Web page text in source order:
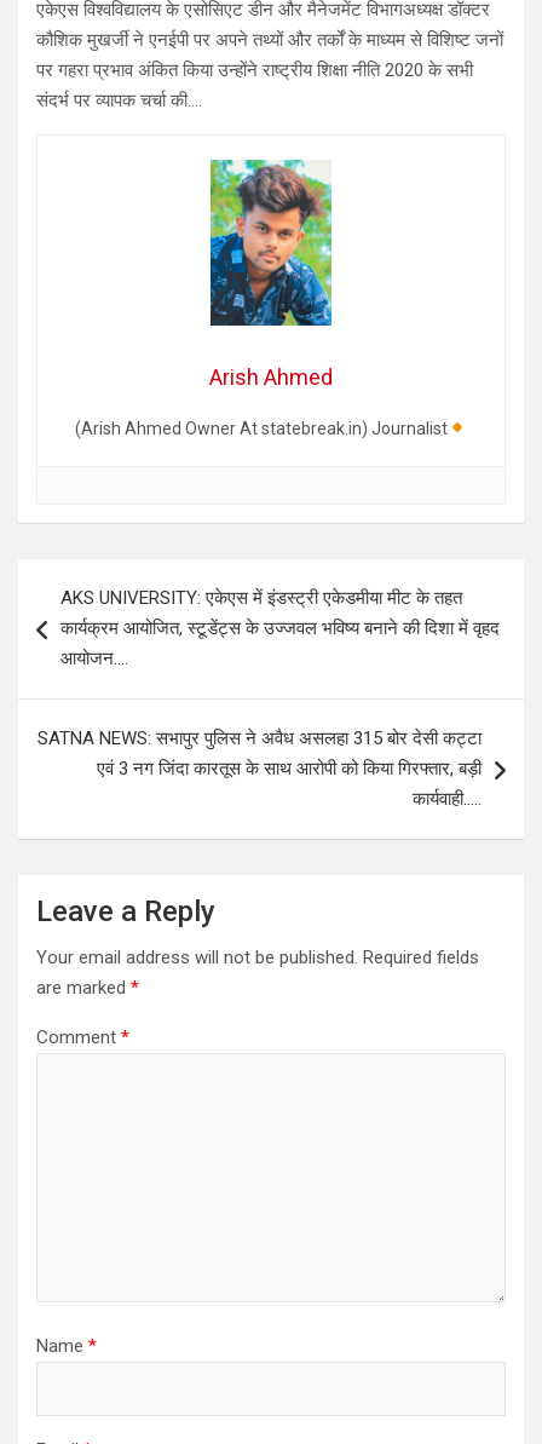
एकेएस विश्वविद्यालय के एसोसिएट डीन और मैनेजमेंट विभागअध्यक्ष डॉक्टर
कौशिक मुखर्जी ने एनईपी पर अपने तथ्यों और तर्कों के माध्यम से विशिष्ट जनों
पर गहरा प्रभाव अंकित किया उन्होंने राष्ट्रीय शिक्षा नीति 2020 के सभी
संदर्भ पर व्यापक चर्चा की….
Arish Ahmed
(Arish Ahmed Owner At statebreak.in) Journalist
navigation
AKS UNIVERSITY: एकेएस में इंडस्ट्री एकेडमीया मीट के तहत
कार्यक्रम आयोजित, स्टूडेंट्स के उज्जवल भविष्य बनाने की दिशा में वृहद
आयोजन….
SATNA NEWS: सभापुर पुलिस ने अवैध असलहा 315 बोर देसी कट्टा
एवं 3 नग जिंदा कारतूस के साथ आरोपी को किया गिरफ्तार, बड़ी
कार्यवाही…..
Leave a Reply
Your email address will not be published. Required fields
are marked *
Comment *
Name *